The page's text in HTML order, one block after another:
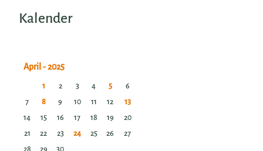
Kalender
1 2 3 4 5
6
7
8 9 10 11 12
13
14
15 16 17 18 19
20
21
22 23 24 25 26
27
28
29 30